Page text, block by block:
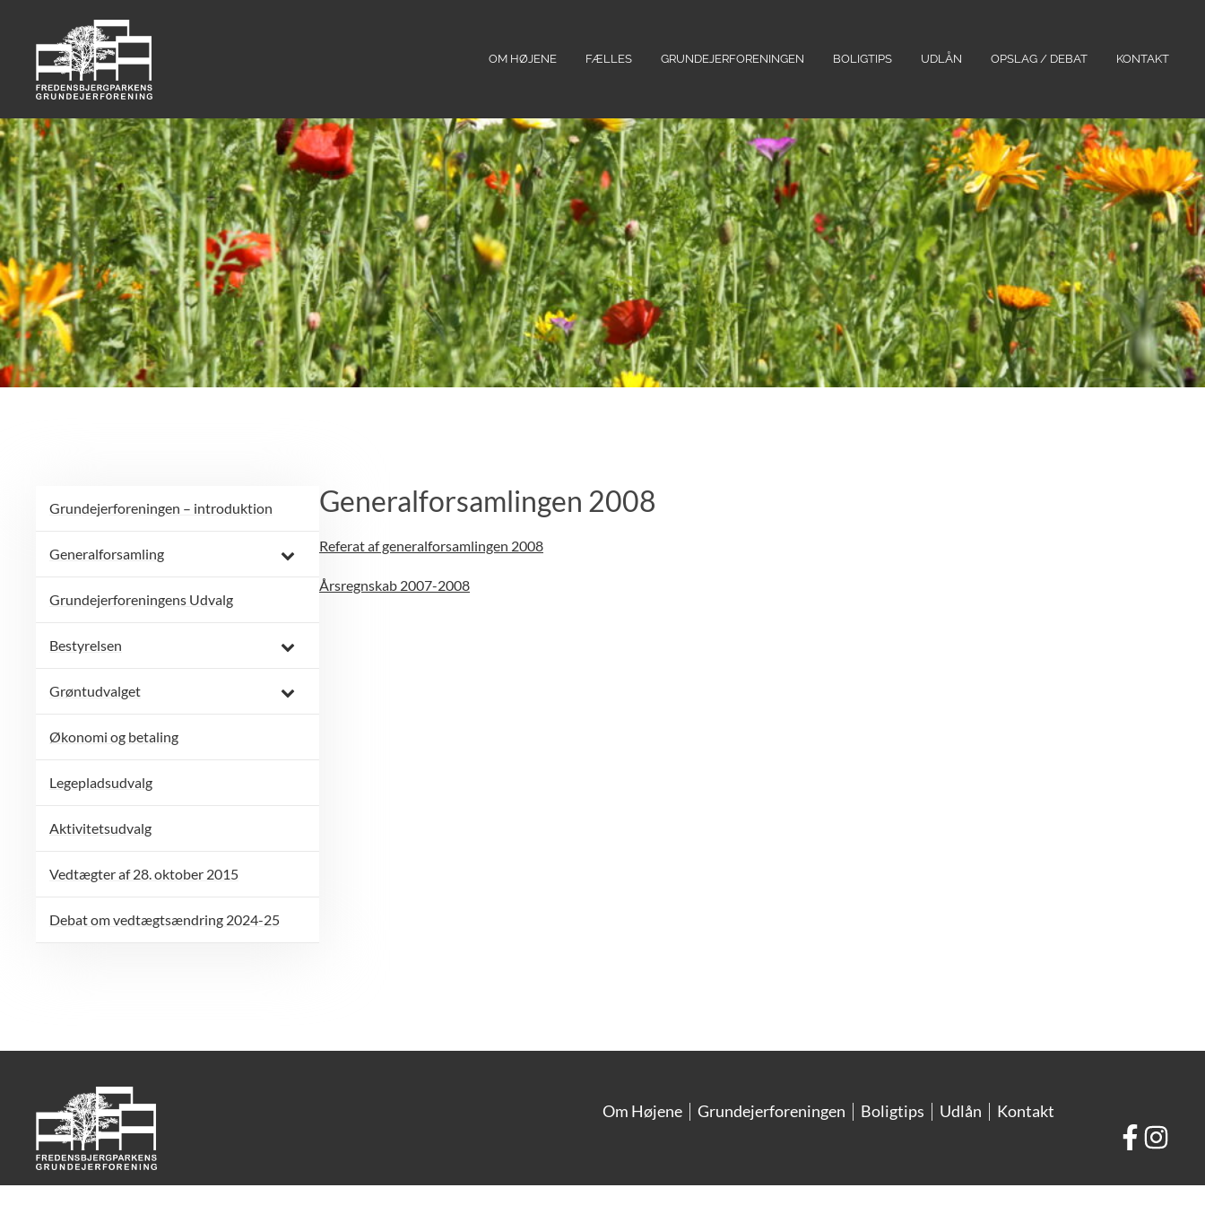
OM HØJENE FÆLLES GRUNDEJERFORENINGEN BOLIGTIPS UDLÅN OPSLAG / DEBAT KONTAKT
Grundejerforeningen – introduktion
Generalforsamling
Grundejerforeningens Udvalg
Bestyrelsen
Grøntudvalget
Økonomi og betaling
Legepladsudvalg
Aktivitetsudvalg
Vedtægter af 28. oktober 2015
Debat om vedtægtsændring 2024-25
Generalforsamlingen 2008
Referat af generalforsamlingen 2008
Årsregnskab 2007-2008
Om Højene Grundejerforeningen Boligtips Udlån Kontakt